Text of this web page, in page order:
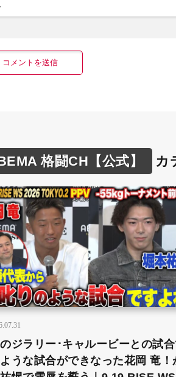
格闘CH【公式】 カ
ジラリー･キャルービーとの試
うな試合ができなった花岡 竜！